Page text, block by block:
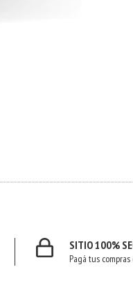
SITIO 100%
Pagá tus